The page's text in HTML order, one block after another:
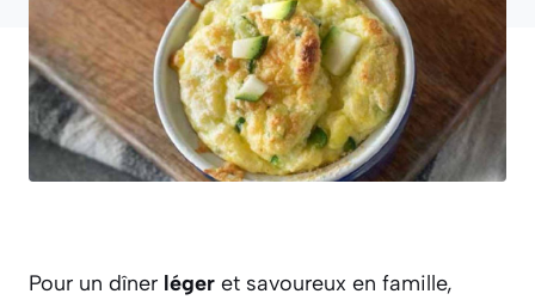
Pour un dîner léger et savoureux en famille,